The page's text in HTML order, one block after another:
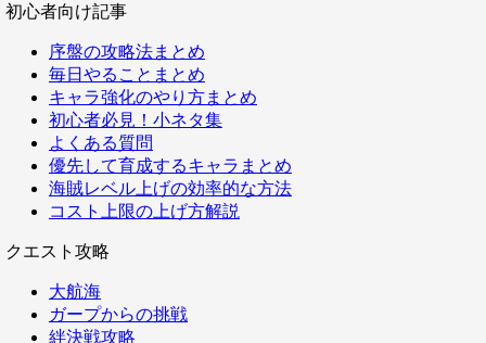
初心者向け記事
序盤の攻略法まとめ
毎日やることまとめ
キャラ強化のやり方まとめ
初心者必見！小ネタ集
よくある質問
優先して育成するキャラまとめ
海賊レベル上げの効率的な方法
コスト上限の上げ方解説
クエスト攻略
大航海
ガープからの挑戦
絆決戦攻略